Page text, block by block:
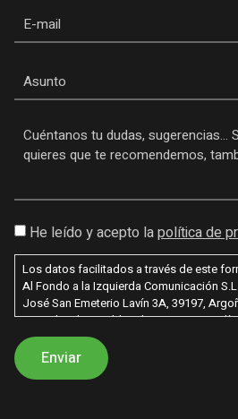
Consentimiento
*
He leído y acepto lapolítica de
Los datos facilitados a través de este
Al Fondo a la Izquierda Comunicación
José San Emeterio Lavín 3A, 39197,
acuerdo a lo establecido en nuestra
finalidad de poder enviarle información
servicios. Los datos recabados por este
terceros salvo por obligación legal. Le